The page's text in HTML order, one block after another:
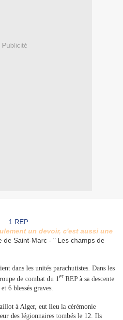
Publicité
un devoir, c'est aussi une
de Saint-Marc - " Les champs de
dans les unités parachutistes. Dans les
de combat du 1 er REP à sa descente
6 blessés graves.
à Alger, eut lieu la cérémonie
des légionnaires tombés le 12. Ils